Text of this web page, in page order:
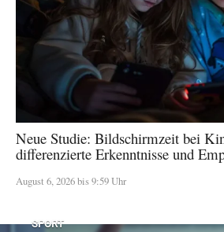
Neue Studie: Bildschirmzeit bei
differenzierte Erkenntnisse und
August 6, 2026 bis 9:59 Uhr
SPORT